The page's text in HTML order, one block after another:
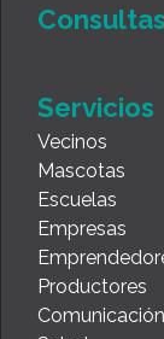
Servicios
Vecinos
Mascotas
Escuelas
Empresas
Productores
Comunicación